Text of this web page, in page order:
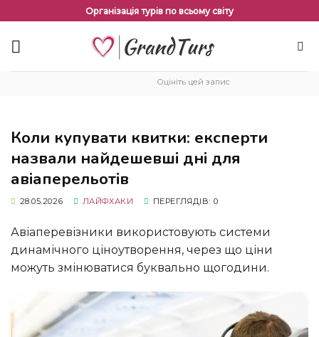
змісту
Організація турів по всьому світу
Оцініть цей запис
Коли купувати квитки: експерти
назвали найдешевші дні для
авіаперельотів
28.05.2026 ЛАЙФХАКИ ПЕРЕГЛЯДІВ: 0
Авіаперевізники використовують системи
динамічного ціноутворення, через що ціни
можуть змінюватися буквально щогодини.